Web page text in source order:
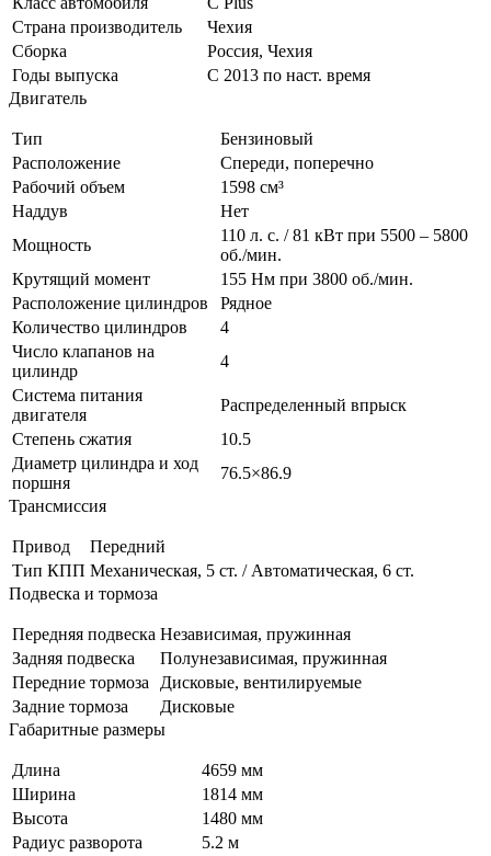
Страна производитель
Чехия
Сборка
Россия, Чехия
Годы выпуска
С 2013 по наст. время
Двигатель
Тип
Бензиновый
Расположение
Спереди, поперечно
Рабочий объем
1598 см³
Наддув
Нет
Мощность
110 л. с. / 81 кВт при 5500 – 5800
об./мин.
Крутящий момент
155 Нм при 3800 об./мин.
Расположение цилиндров
Рядное
Количество цилиндров
4
Число клапанов на
цилиндр
4
Система питания
двигателя
Распределенный впрыск
Степень сжатия
10.5
Диаметр цилиндра и ход
поршня
76.5×86.9
Трансмиссия
Привод
Передний
Тип КПП Механическая, 5 ст. / Автоматическая, 6 ст.
Подвеска и тормоза
Передняя подвеска Независимая, пружинная
Задняя подвеска
Полунезависимая, пружинная
Передние тормоза
Дисковые, вентилируемые
Задние тормоза
Дисковые
Габаритные размеры
Длина
4659 мм
Ширина
1814 мм
Высота
1480 мм
Радиус разворота
5.2 м